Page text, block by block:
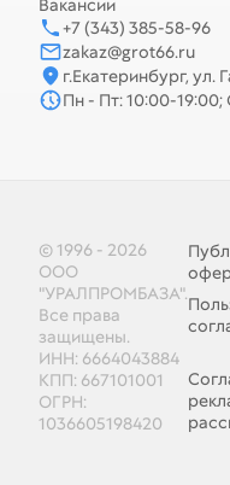
Вакансии
+7 (343) 385-58-96
zakaz@grot66.ru
г.Екатеринбург, ул.
Пн - Пт: 10:00-
© 1996 - 2026
ООО
"УРАЛПРОМБАЗА".
Все права
защищены.
ИНН: 6664043884
КПП: 667101001
ОГРН:
1036605198420